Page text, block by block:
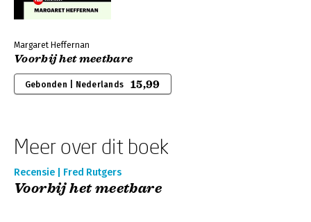
Margaret Heffernan
Voorbij het meetbare
Gebonden | Nederlands 15,99
Meer over dit boek
Recensie | Fred Rutgers
Voorbij het meetbare